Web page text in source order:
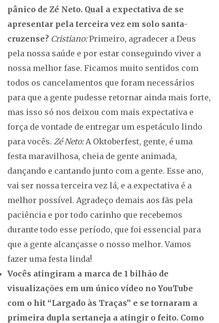
pânico de Zé Neto. Qual a expectativa de se
apresentar pela terceira vez em solo santa-
cruzense? Cristiano:Primeiro, agradecer a Deus
pela nossa saúde e por estar conseguindo viver a
nossa melhor fase. Ficamos muito sentidos com
todos os cancelamentos que foram necessários
para que a gente pudesse retornar ainda mais forte,
mas isso só nos deixou com mais expectativa e
força de vontade de entregar um espetáculo lindo
para vocês. Zé Neto:A Oktoberfest, gente, é uma
festa maravilhosa, cheia de gente animada,
dançando e cantando junto com a gente. Esse ano,
vai ser nossa terceira vez lá, e a expectativa é a
melhor possível. Agradeço demais aos fãs pela
paciência e por todo carinho que recebemos
durante todo esse período, que foi essencial para
que a gente alcançasse o nosso melhor. Vamos
fazer uma festa linda!
Vocês atingiram a marca de 1 bilhão de
visualizações em um único vídeo no YouTube
com o hit “Largado às Traças” e se tornaram a
primeira dupla sertaneja a atingir o feito. Como